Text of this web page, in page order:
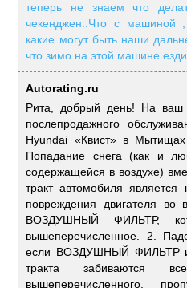
теперь не знаем что
чекенджен..Что с машиной
какие могут быть наши
что зимо на этой машине
Autorating.ru
Рита, добрый день! На ваш
послепродажного
Hyundai «Квист» в
Попадание снега (как и
содержащейся в воздухе)
тракт автомобиля
повреждения двигателя во
ВОЗДУШНЫЙ ФИЛЬТР,
вышеперечисленное. 2.
если ВОЗДУШНЫЙ ФИЛЬТР
тракта забиваются
вышеперечисленного,